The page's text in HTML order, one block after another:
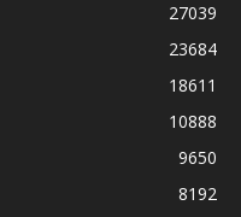
27039
23684
18611
10888
9650
8192